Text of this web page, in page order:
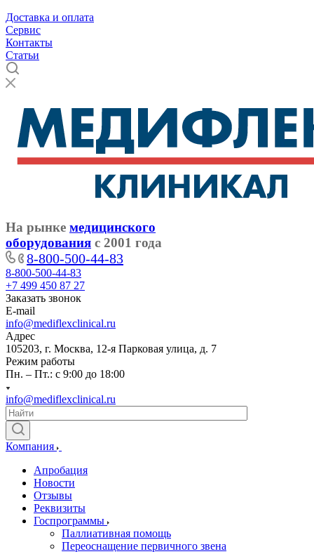
Доставка и оплата
Cервис
Контакты
Статьи
На рынке медицинского
оборудования с 2001 года
8-800-500-44-83
8-800-500-44-83
+7 499 450 87 27
Заказать звонок
E-mail
info@mediflexclinical.ru
Адрес
105203, г. Москва, 12-я Парковая улица, д. 7
Режим работы
Пн. – Пт.: с 9:00 до 18:00
info@mediflexclinical.ru
Компания
Апробация
Новости
Отзывы
Реквизиты
Госпрограммы
Паллиативная помощь
Переоснащение первичного звена